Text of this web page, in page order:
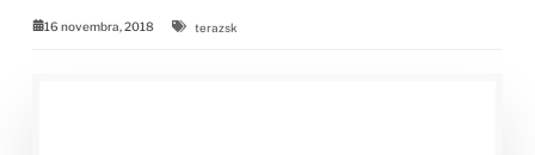
16 novembra, 2018 terazsk